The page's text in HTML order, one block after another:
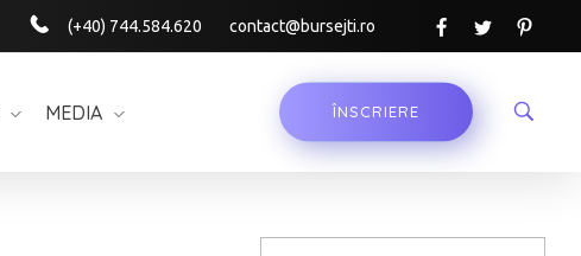
(+40) 744.584.620 contact@bursejti.ro
ÎNSCRIERE
MEDIA